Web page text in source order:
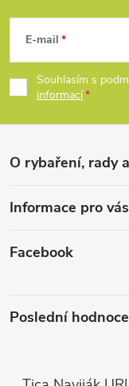
c
í
p
r
v
y
v
p
p
a
E-mail
Souhlasím s
informací
O rybaření, rady
Informace pro vás
Facebook
Poslední